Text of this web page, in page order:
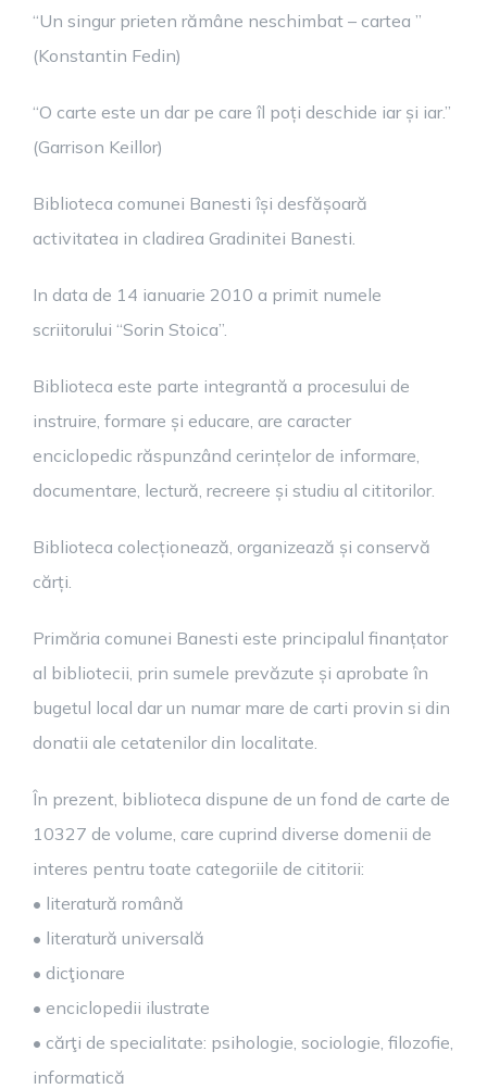
“Un singur prieten rămâne neschimbat – cartea ”
(Konstantin Fedin)
“O carte este un dar pe care îl poți deschide iar și iar.”
(Garrison Keillor)
Biblioteca comunei Banesti își desfășoară
activitatea in cladirea Gradinitei Banesti.
In data de 14 ianuarie 2010 a primit numele
scriitorului “Sorin Stoica”.
Biblioteca este parte integrantă a procesului de
instruire, formare și educare, are caracter
enciclopedic răspunzând cerințelor de informare,
documentare, lectură, recreere și studiu al cititorilor.
Biblioteca colecționează, organizează și conservă
cărți.
Primăria comunei Banesti este principalul finanțator
al bibliotecii, prin sumele prevăzute și aprobate în
bugetul local dar un numar mare de carti provin si din
donatii ale cetatenilor din localitate.
În prezent, biblioteca dispune de un fond de carte de
10327 de volume, care cuprind diverse domenii de
interes pentru toate categoriile de cititorii:
• literatură română
• literatură universală
• dicţionare
• enciclopedii ilustrate
• cărţi de specialitate: psihologie, sociologie, filozofie,
informatică